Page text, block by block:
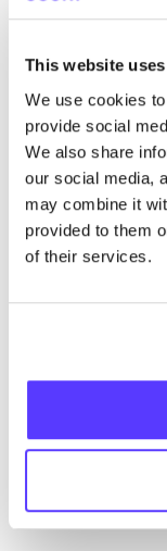
This website
We use cookies
provide social
We also share
our social media,
may combine it
provided to them
of their services.
trouver des